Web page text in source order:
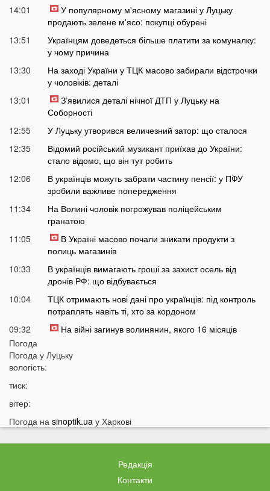
14:01
У популярному м'ясному магазині у Луцьку
продають зелене м'ясо: покупці обурені
13:51
Українцям доведеться більше платити за комуналку:
у чому причина
13:30
На заході України у ТЦК масово забирали відстрочки
у чоловіків: деталі
13:01
Зʼявилися деталі нічної ДТП у Луцьку на
Соборності
12:55
У Луцьку утворився величезний затор: що сталося
12:35
Відомий російський музикант приїхав до України:
стало відомо, що він тут робить
12:06
В українців можуть забрати частину пенсії: у ПФУ
зробили важливе попередження
11:34
На Волині чоловік погрожував поліцейським
гранатою
11:05
В Україні масово почали зникати продукти з
полиць магазинів
10:33
В українців вимагають гроші за захист осель від
дронів РФ: що відбувається
10:04
ТЦК отримають нові дані про українців: під контроль
потраплять навіть ті, хто за кордоном
09:32
На війні загинув волинянин, якого 16 місяців
09:03
Захід України пішов під воду після потужних злив
07:46
постраждалі
07 СЕРПНЯ
Від цих напоїв ви будете спати як немовля
Три знаки Зодіаку несподівано розбагатіють
Погода
Погода у Луцьку
вологість:
тиск:
вітер:
Погода на sinoptik.ua у Харкові
Редакція
Контакти